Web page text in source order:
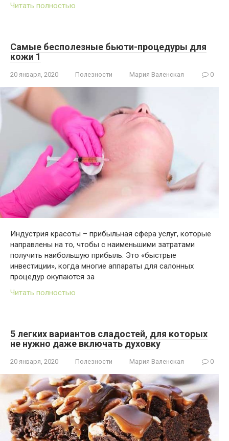
Читать полностью
Самые бесполезные бьюти-процедуры для
кожи 1
20 января, 2020 Полезности Мария Валенская 0
Индустрия красоты – прибыльная сфера услуг, которые
направлены на то, чтобы с наименьшими затратами
получить наибольшую прибыль. Это «быстрые
инвестиции», когда многие аппараты для салонных
процедур окупаются за
Читать полностью
5 легких вариантов сладостей, для которых
не нужно даже включать духовку
20 января, 2020 Полезности Мария Валенская 0